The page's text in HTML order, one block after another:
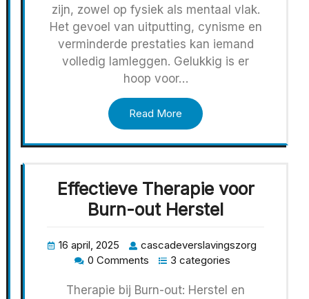
zijn, zowel op fysiek als mentaal vlak.
Het gevoel van uitputting, cynisme en
verminderde prestaties kan iemand
volledig lamleggen. Gelukkig is er
hoop voor…
Read More
Effectieve Therapie voor
Burn-out Herstel
16 april, 2025
cascadeverslavingszorg
0 Comments
3 categories
Therapie bij Burn-out: Herstel en